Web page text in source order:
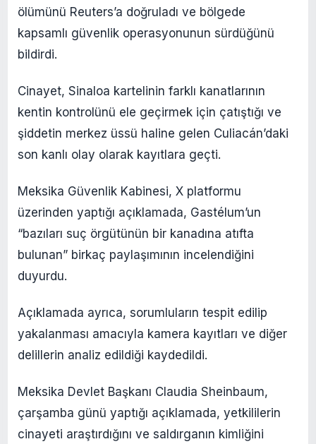
ölümünü Reuters’a doğruladı ve bölgede
kapsamlı güvenlik operasyonunun sürdüğünü
bildirdi.
Cinayet, Sinaloa kartelinin farklı kanatlarının
kentin kontrolünü ele geçirmek için çatıştığı ve
şiddetin merkez üssü haline gelen Culiacán’daki
son kanlı olay olarak kayıtlara geçti.
Meksika Güvenlik Kabinesi, X platformu
üzerinden yaptığı açıklamada, Gastélum’un
“bazıları suç örgütünün bir kanadına atıfta
bulunan” birkaç paylaşımının incelendiğini
duyurdu.
Açıklamada ayrıca, sorumluların tespit edilip
yakalanması amacıyla kamera kayıtları ve diğer
delillerin analiz edildiği kaydedildi.
Meksika Devlet Başkanı Claudia Sheinbaum,
çarşamba günü yaptığı açıklamada, yetkililerin
cinayeti araştırdığını ve saldırganın kimliğini